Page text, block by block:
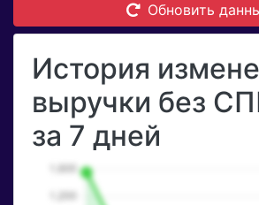
Обновить
История
выручки без
за 7 дней